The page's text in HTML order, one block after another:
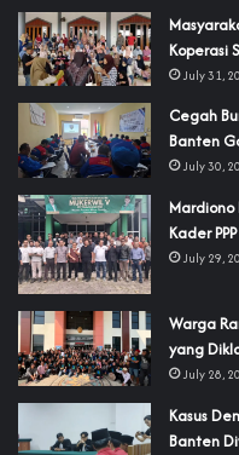
Koperasi
July 31,
Cegah
Banten
July 30,
Kader
July 29,
‎Warga
yang
July 28,
‎Kasus
Banten